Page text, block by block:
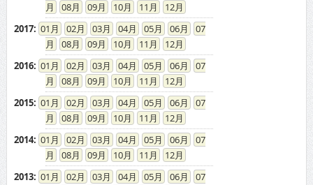
08
09 10 11
12
2017: 01 02 03 04 05 06
07
08
09 10 11
12
2016: 01 02 03 04 05 06
07
08
09 10 11
12
2015: 01 02 03 04 05 06
07
08
09 10 11
12
2014: 01 02 03 04 05 06
07
08
09 10 11
12
2013: 01 02 03 04 05 06
07